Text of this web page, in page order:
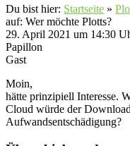
Du bist hier: Startseite »
auf: Wer möchte Plotts?
29. April 2021 um 14:30
Papillon
Gast
Moin,
hätte prinzipiell Interesse.
Cloud würde der
Aufwandsentschädigung?